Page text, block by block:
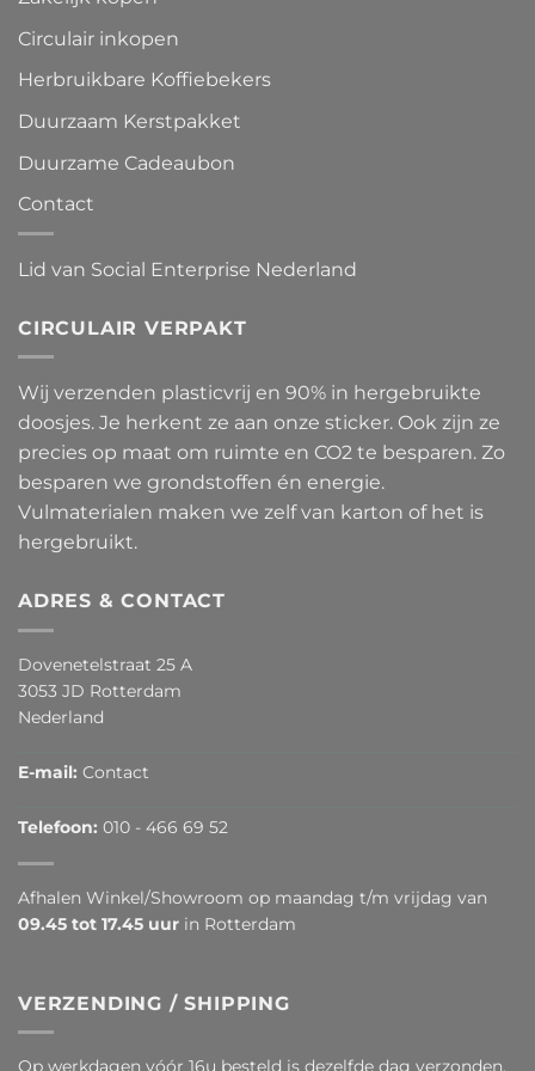
Circulair inkopen
Herbruikbare Koffiebekers
Duurzaam Kerstpakket
Duurzame Cadeaubon
Contact
Lid van Social Enterprise Nederland
CIRCULAIR VERPAKT
Wij verzenden plasticvrij en 90% in hergebruikte
doosjes. Je herkent ze aan onze sticker. Ook zijn ze
precies op maat om ruimte en CO2 te besparen. Zo
besparen we grondstoffen én energie.
Vulmaterialen maken we zelf van karton of het is
hergebruikt.
ADRES & CONTACT
Dovenetelstraat 25 A
3053 JD Rotterdam
Nederland
E-mail: Contact
Telefoon: 010 - 466 69 52
Afhalen Winkel/Showroom op maandag t/m vrijdag van
09.45 tot 17.45 uur in Rotterdam
VERZENDING / SHIPPING
Op werkdagen vóór 16u besteld is dezelfde dag verzonden.